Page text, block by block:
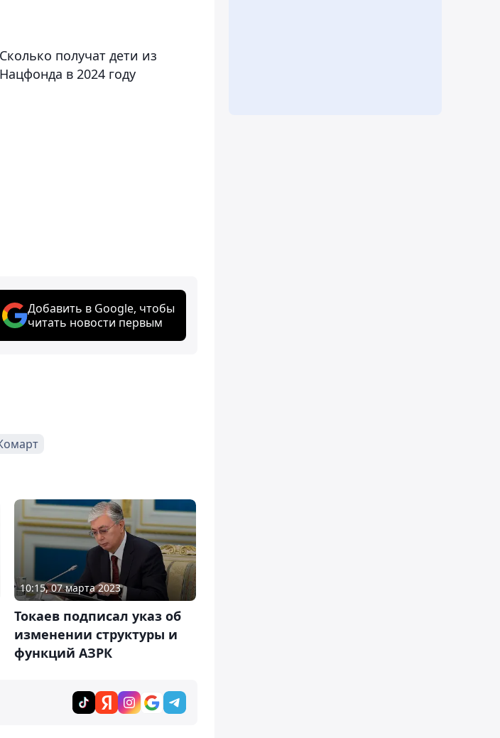
получат дети из
Нацфонда в 2024 году
Добавить в Google, чтобы
читать новости первым
10:15, 07 марта 2023
Токаев подписал указ об
изменении структуры и
функций АЗРК